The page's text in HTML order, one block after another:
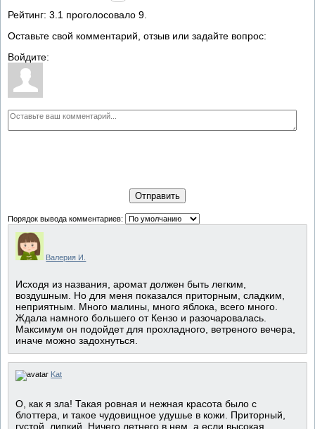
Рейтинг: 3.1 проголосовало 9
Оставьте свой комментарий, отзыв или задайте вопрос:
Войдите:
Отправить
Порядок вывода комментариев:
Валерия И.
Исходя из названия, аромат должен быть легким,
воздушным. Но для меня показался приторным, сладким,
неприятным. Много малины, много яблока, всего много.
Ждала намного большего от Кензо и разочаровалась.
Максимум он подойдет для прохладного, ветреного вечера,
иначе можно задохнуться.
Kat
О, как я зла! Такая ровная и нежная красота было с
блоттера, и такое чудовищное удушье в кожи. Приторный,
густой, липкий. Ничего летнего в нем, а если высокая